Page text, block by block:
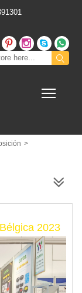
  


>
2023